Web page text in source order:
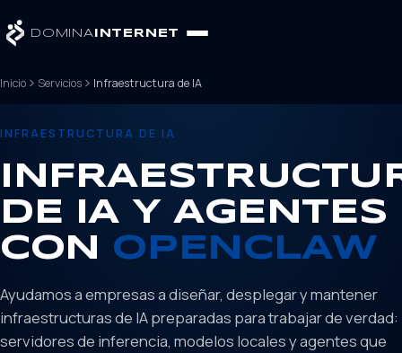
DOMINA INTERNET
Inicio Servicios Infraestructura de IA
INFRAESTRUCTURA DE IA
DE IA Y AGENTES
CON OPENCLAW
Ayudamos a empresas a diseñar, desplegar y mantener
infraestructuras de IA preparadas para trabajar de verdad:
servidores de inferencia, modelos locales y agentes que